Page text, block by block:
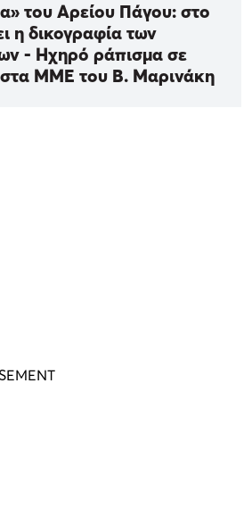
του Αρείου Πάγου: στο
η δικογραφία των
- Ηχηρό ράπισμα σε
ΜΜΕ του Β. Μαρινάκη